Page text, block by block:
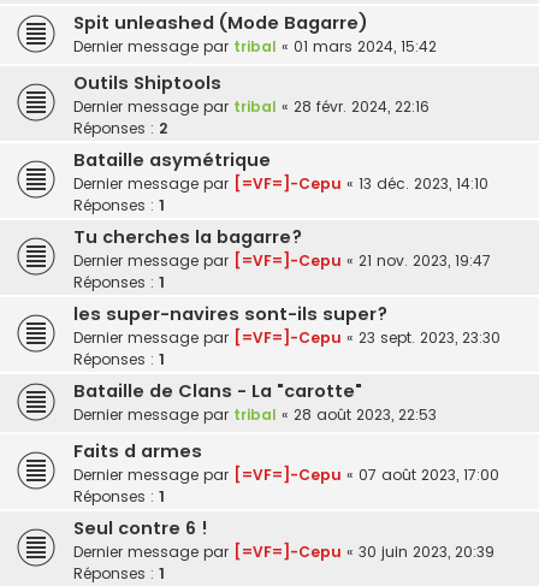
Spit unleashed (Mode Bagarre)
Dernier message par tribal « 01 mars 2024, 15:42
Outils Shiptools
Dernier message par tribal « 28 févr. 2024, 22:16
Réponses : 2
Bataille asymétrique
Dernier message par [=VF=]-Cepu « 13 déc. 2023, 14:10
Réponses : 1
Tu cherches la bagarre?
Dernier message par [=VF=]-Cepu « 21 nov. 2023, 19:47
Réponses : 1
les super-navires sont-ils super?
Dernier message par [=VF=]-Cepu « 23 sept. 2023, 23:30
Réponses : 1
Bataille de Clans - La "carotte"
Dernier message par tribal « 28 août 2023, 22:53
Faits d armes
Dernier message par [=VF=]-Cepu « 07 août 2023, 17:00
Réponses : 1
Seul contre 6 !
Dernier message par [=VF=]-Cepu « 30 juin 2023, 20:39
Réponses : 1